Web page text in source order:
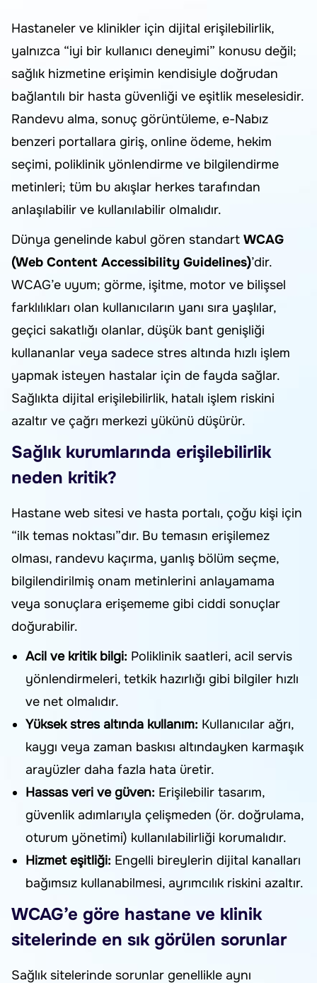
Hastaneler ve klinikler için dijital erişilebilirlik,
yalnızca “iyi bir kullanıcı deneyimi” konusu değil;
sağlık hizmetine erişimin kendisiyle doğrudan
bağlantılı bir hasta güvenliği ve eşitlik meselesidir.
Randevu alma, sonuç görüntüleme, e-Nabız
benzeri portallara giriş, online ödeme, hekim
seçimi, poliklinik yönlendirme ve bilgilendirme
metinleri; tüm bu akışlar herkes tarafından
anlaşılabilir ve kullanılabilir olmalıdır.
Dünya genelinde kabul gören standart WCAG
(Web Content Accessibility Guidelines)’dir.
WCAG’e uyum; görme, işitme, motor ve bilişsel
farklılıkları olan kullanıcıların yanı sıra yaşlılar,
geçici sakatlığı olanlar, düşük bant genişliği
kullananlar veya sadece stres altında hızlı işlem
yapmak isteyen hastalar için de fayda sağlar.
Sağlıkta dijital erişilebilirlik, hatalı işlem riskini
azaltır ve çağrı merkezi yükünü düşürür.
Sağlık kurumlarında erişilebilirlik
neden kritik?
Hastane web sitesi ve hasta portalı, çoğu kişi için
“ilk temas noktası”dır. Bu temasın erişilemez
olması, randevu kaçırma, yanlış bölüm seçme,
bilgilendirilmiş onam metinlerini anlayamama
veya sonuçlara erişememe gibi ciddi sonuçlar
doğurabilir.
Acil ve kritik bilgi: Poliklinik saatleri, acil servis
yönlendirmeleri, tetkik hazırlığı gibi bilgiler hızlı
ve net olmalıdır.
Yüksek stres altında kullanım: Kullanıcılar ağrı,
kaygı veya zaman baskısı altındayken karmaşık
arayüzler daha fazla hata üretir.
Hassas veri ve güven: Erişilebilir tasarım,
güvenlik adımlarıyla çelişmeden (ör. doğrulama,
oturum yönetimi) kullanılabilirliği korumalıdır.
Hizmet eşitliği: Engelli bireylerin dijital kanalları
bağımsız kullanabilmesi, ayrımcılık riskini azaltır.
WCAG’e göre hastane ve klinik
sitelerinde en sık görülen sorunlar
Sağlık sitelerinde sorunlar genellikle aynı